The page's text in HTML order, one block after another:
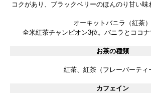
コクがあり、ブラックベリーのほんのり甘い味
オーキットバニラ（紅茶）
全米紅茶チャンピオン3位。バニラとココナ
お茶の種類
紅茶、紅茶（フレーバーティ
カフェイン